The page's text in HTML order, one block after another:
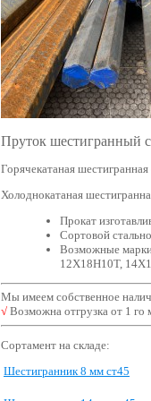
Пруток шестигранный
Горячекатаная
Холоднокатаная
Прокат
Сортовой
Возможные
12Х18Н10Т,
Мы имеем собственное
√ Возможна отгрузка от 1 го
Сортамент на складе:
Шестигранник 8 мм ст45